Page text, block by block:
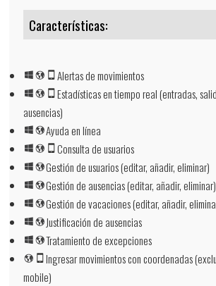
Características:
Alertas de movimientos
Estadísticas en tiempo real (entradas,
ausencias)
Ayuda en línea
Consulta de usuarios
Gestión de usuarios (editar, añadir, eliminar)
Gestión de ausencias (editar, añadir, eliminar)
Gestión de vacaciones (editar, añadir,
Justificación de ausencias
Tratamiento de excepciones
Ingresar movimientos con coordenadas
mobile)